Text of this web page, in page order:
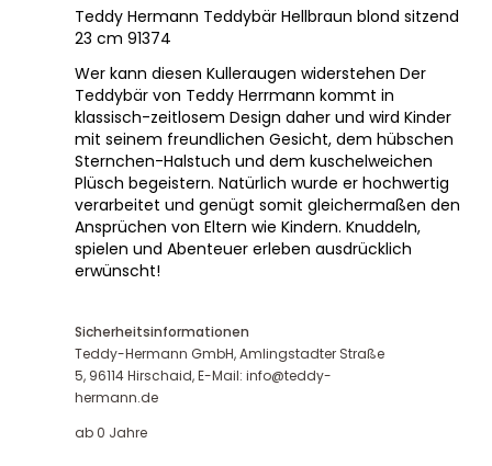
Teddy Hermann Teddybär Hellbraun blond sitzend
23 cm 91374
Wer kann diesen Kulleraugen widerstehen Der
Teddybär von Teddy Herrmann kommt in
klassisch-zeitlosem Design daher und wird Kinder
mit seinem freundlichen Gesicht, dem hübschen
Sternchen-Halstuch und dem kuschelweichen
Plüsch begeistern. Natürlich wurde er hochwertig
verarbeitet und genügt somit gleichermaßen den
Ansprüchen von Eltern wie Kindern. Knuddeln,
spielen und Abenteuer erleben ausdrücklich
erwünscht!
Sicherheitsinformationen
Teddy-Hermann GmbH, Amlingstadter Straße
5, 96114 Hirschaid, E-Mail: info@teddy-
hermann.de
ab 0 Jahre